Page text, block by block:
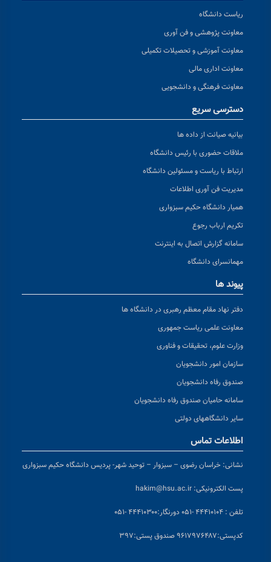
ریاست دانشگاه
معاونت پژوهشی و فن آوری
معاونت آموزشی و تحصیلات تکمیلی
معاونت اداری مالی
معاونت فرهنگی و دانشجویی
دسترسی سریع
بیانیه صیانت از داده ها
ملاقات حضوری با رئیس دانشگاه
ارتباط با ریاست و مسئولین دانشگاه
مدیریت فن آوری اطلاعات
همیار دانشگاه حکیم سبزواری
تکریم ارباب رجوع
سامانه گزارش اتصال به اینترنت
مهمانسرای دانشگاه
پیوند ها
دفتر نهاد مقام معظم رهبری در دانشگاه ها
معاونت علمی ریاست جمهوری
وزارت علوم، تحقیقات و فناوری
سازمان امور دانشجویان
صندوق رفاه دانشجویان
سامانه حامیان صندوق رفاه دانشجویان
سایر دانشگاههای دولتی
اطلاعات تماس
نشانی: خراسان رضوی – سبزوار – توحید شهر- پردیس دانشگاه حکیم سبزواری
پست الکترونیکی: hakim@hsu.ac.ir
تلفن : ۴۴۴۱۰۱۰۴ -۰۵۱ دورنگار:۴۴۴۱۰۳۰۰ -۰۵۱
کدپستی:۹۶۱۷۹۷۶۴۸۷ صندوق پستی:۳۹۷